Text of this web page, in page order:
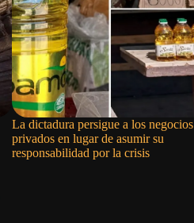
La dictadura persigue a los negocios
privados en lugar de asumir su
responsabilidad por la crisis